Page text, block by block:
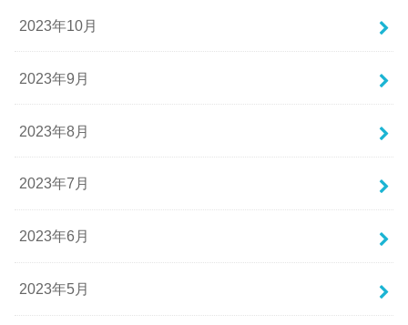
2023年10月
2023年9月
2023年8月
2023年7月
2023年6月
2023年5月